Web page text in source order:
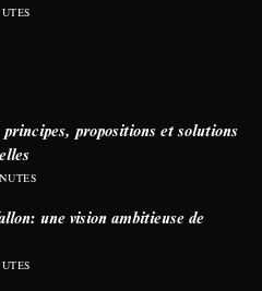
propositions et solutions
une vision ambitieuse de